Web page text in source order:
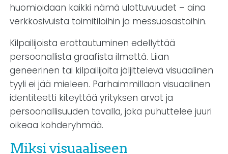
huomioidaan kaikki nämä ulottuvuudet – aina
verkkosivuista toimitiloihin ja messuosastoihin.
Kilpailijoista erottautuminen edellyttää
persoonallista graafista ilmettä. Liian
geneerinen tai kilpailijoita jäljittelevä visuaalinen
tyyli ei jää mieleen. Parhaimmillaan visuaalinen
identiteetti kiteyttää yrityksen arvot ja
persoonallisuuden tavalla, joka puhuttelee juuri
oikeaa kohderyhmää.
Miksi visuaaliseen